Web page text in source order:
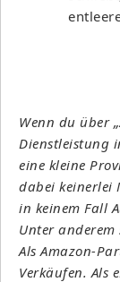
Wenn du über
Dienstleistung
eine kleine
dabei keinerlei
in keinem Fall
Unter
Als Amazon-
Verkäufen. Als